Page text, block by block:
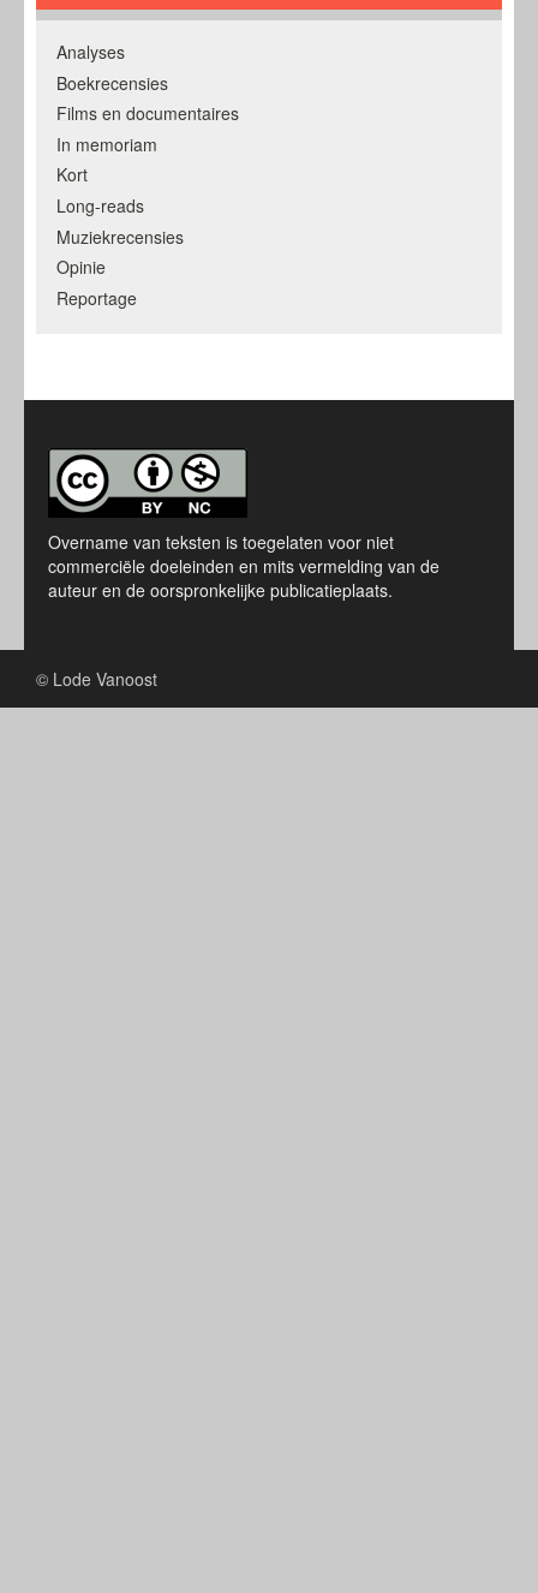
Analyses
Boekrecensies
Films en documentaires
In memoriam
Kort
Long-reads
Muziekrecensies
Opinie
Reportage
Overname van teksten is toegelaten voor niet
commerciële doeleinden en mits vermelding van de
auteur en de oorspronkelijke publicatieplaats.
© Lode Vanoost